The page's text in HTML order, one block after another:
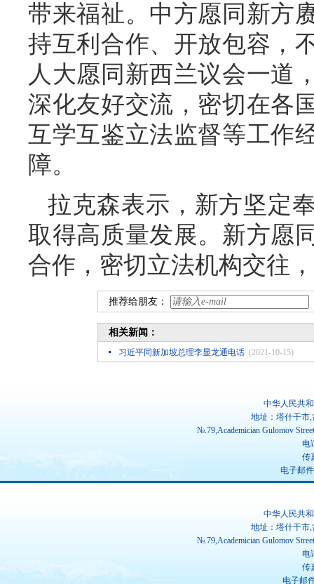
带来福祉。中方愿同新方
持互利合作、开放包容，
人大愿同新西兰议会一道
深化友好交流，密切在各
互学互鉴立法监督等工作
障。
拉克森表示，新方坚定
取得高质量发展。新方愿
合作，密切立法机构交往
推荐给朋友：
相关新闻：
习近平同新加坡总理李显龙通电话 (2021-10-15)
中华人民共
地址：塔什干市
№.79,Academician Gulomov
电
传
电子邮件
中华人民共
地址：塔什干市
№.79,Academician Gulomov
电
传
电子邮